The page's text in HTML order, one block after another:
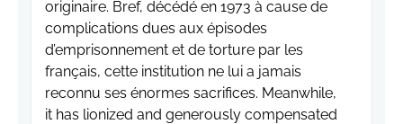
originaire. Bref, décédé en 1973 à cause de
complications dues aux épisodes
d’emprisonnement et de torture par les
français, cette institution ne lui a jamais
reconnu ses énormes sacrifices. Meanwhile,
it has lionized and generously compensated